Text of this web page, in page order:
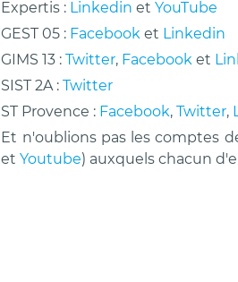
Expertis : Linkedin etYouTube
GEST 05 : Facebook et Linkedin
GIMS 13 :Twitter, Facebook et
SIST 2A :Twitter
ST Provence : Facebook,Twitter,
Et n'oublions pas les comptes
etYoutube) auxquels chacun